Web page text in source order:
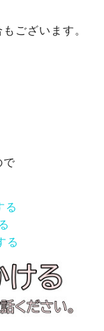
ございます。
で
る
る